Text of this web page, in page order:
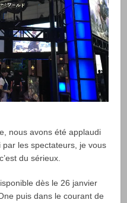
nous avons été applaudi
par les spectateurs, je vous
du sérieux.
dès le 26 janvier
puis dans le courant de